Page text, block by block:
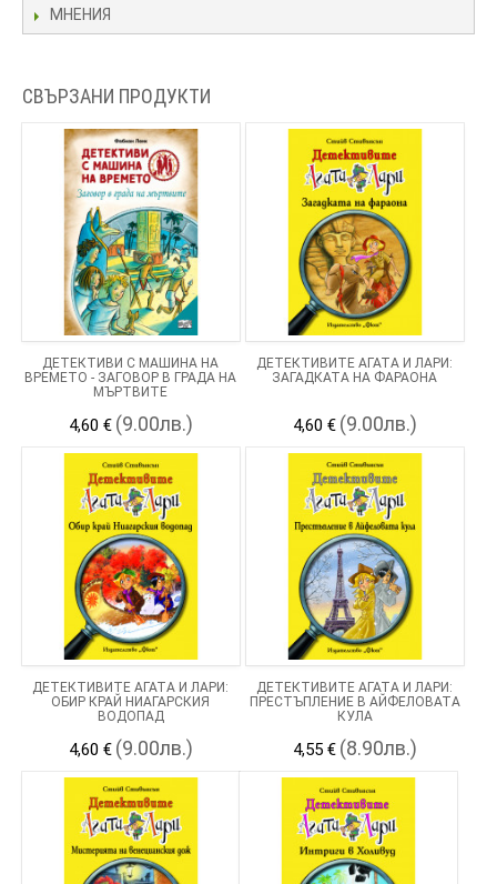
МНЕНИЯ
СВЪРЗАНИ ПРОДУКТИ
ДЕТЕКТИВИ С МАШИНА НА
ВРЕМЕТО - ЗАГОВОР В ГРАДА НА
МЪРТВИТЕ
4,60 € (9.00лв.)
ДЕТЕКТИВИТЕ АГАТА И ЛАРИ:
ЗАГАДКАТА НА ФАРАОНА
4,60 € (9.00лв.)
ДЕТЕКТИВИТЕ АГАТА И ЛАРИ:
ОБИР КРАЙ НИАГАРСКИЯ
ВОДОПАД
4,60 € (9.00лв.)
ДЕТЕКТИВИТЕ АГАТА И ЛАРИ:
ПРЕСТЪПЛЕНИЕ В АЙФЕЛОВАТА
КУЛА
4,55 € (8.90лв.)